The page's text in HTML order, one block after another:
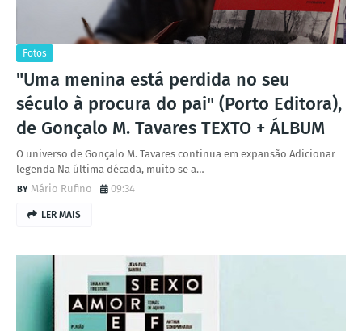
Fotos
"Uma menina está perdida no seu
século à procura do pai" (Porto Editora),
de Gonçalo M. Tavares TEXTO + ÁLBUM
O universo de Gonçalo M. Tavares continua em expansão Adicionar
legenda Na última década, muito se a…
Mário Rufino
09:34
LER MAIS